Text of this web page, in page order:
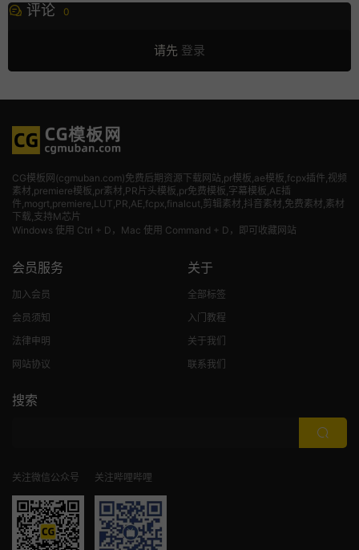
评论 0
请先 登录
CG模板网(cgmuban.com)免费后期资源下载网站,pr模板,ae模板,fcpx插件,视频
素材 ,premiere模板,pr素材,PR片头模板,pr免费模板,字幕模板,AE插
件,mogrt,premiere,LUT,PR,AE,fcpx,finalcut,剪辑素材,抖音素材,免费素材,素材
下载,支持M芯片
Windows 使用 Ctrl + D，Mac 使用 Command + D，即可收藏网站
会员服务
加入会员
会员须知
法律申明
网站协议
关于
全部标签
入门教程
关于我们
联系我们
搜索
关注微信公众号 关注哔哩哔哩